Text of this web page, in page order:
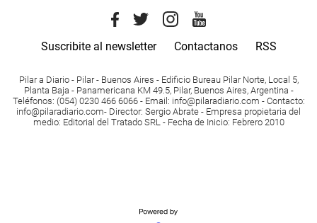
Suscribite al newsletter Contactanos RSS
Pilar a Diario - Pilar - Buenos Aires - Edificio Bureau Pilar Norte, Local 5,
Planta Baja - Panamericana KM 49.5, Pilar, Buenos Aires, Argentina -
Teléfonos: (054) 0230 466 6066 - Email : info@pilaradiario.com - Contacto:
info@pilaradiario.com- Director: Sergio Abrate - Empresa propietaria del
medio: Editorial del Tratado SRL - Fecha de Inicio: Febrero 2010